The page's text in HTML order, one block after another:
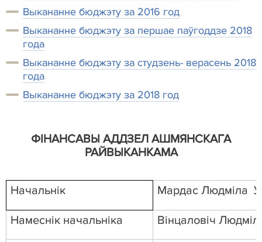
Выкананне бюджэту за 2016 год
Выкананне бюджэту за першае паўгоддзе 2018
года
Выкананне бюджэту за студзень- верасень 2018
года
Выкананне бюджэту за 2018 год
ФІНАНСАВЫ АДДЗЕЛ АШМЯНСКАГА
РАЙВЫКАНКАМА
Начальнік МардасЛюдміла
Намеснік начальніка Вінцаловіч Людмі